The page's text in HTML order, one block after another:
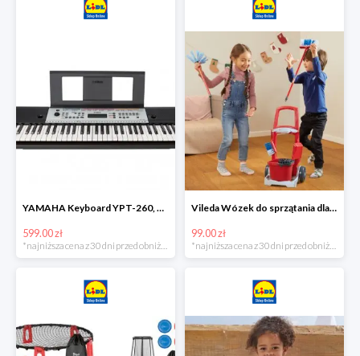
YAMAHA Keyboard YPT-260, 61 klawiszy
599.00 zł
*najniższa cena z 30 dni przed obniżką
Vileda Wózek do sprzątania dla dzieci
99.00 zł
*najniższa cena z 30 dni przed obniżką